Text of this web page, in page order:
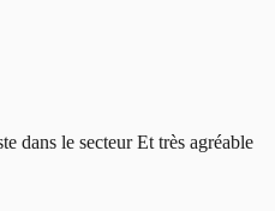
dans le secteur Et très agréable